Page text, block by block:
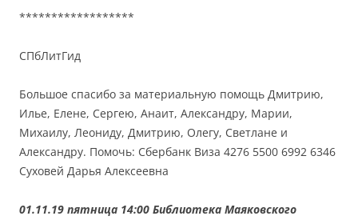
******************
СПбЛитГид
Большое спасибо за материальную помощь Дмитрию,
Илье, Елене, Сергею, Анаит, Александру, Марии,
Михаилу, Леониду, Дмитрию, Олегу, Светлане и
Александру. Помочь: Сбербанк Виза 4276 5500 6992 6346
Суховей Дарья Алексеевна
01.11.19 пятница 14:00 Библиотека Маяковского